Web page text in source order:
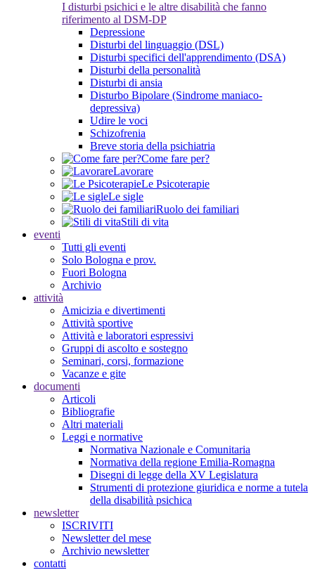
I disturbi psichici e le altre disabilità che fanno
riferimento al DSM-DP
Depressione
Disturbi del linguaggio (DSL)
Disturbi specifici dell'apprendimento (DSA)
Disturbi della personalità
Disturbi di ansia
Disturbo Bipolare (Sindrome maniaco-
depressiva)
Udire le voci
Schizofrenia
Breve storia della psichiatria
Come fare per?
Lavorare
Le Psicoterapie
Le sigle
Ruolo dei familiari
Stili di vita
eventi
Tutti gli eventi
Solo Bologna e prov.
Fuori Bologna
Archivio
attività
Amicizia e divertimenti
Attività sportive
Attività e laboratori espressivi
Gruppi di ascolto e sostegno
Seminari, corsi, formazione
Vacanze e gite
documenti
Articoli
Bibliografie
Altri materiali
Leggi e normative
Normativa Nazionale e Comunitaria
Normativa della regione Emilia-Romagna
Disegni di legge della XV Legislatura
Strumenti di protezione giuridica e norme a tutela
della disabilità psichica
newsletter
ISCRIVITI
Newsletter del mese
Archivio newsletter
contatti